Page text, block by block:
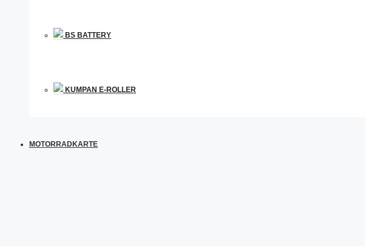
BS BATTERY
KUMPAN E-ROLLER
MOTORRADKARTE